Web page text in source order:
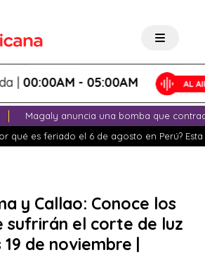
00:00AM - 05:00AM
Magaly anuncia una bomba que
qué es feriado el 6 de agosto en Perú?
y Callao: Conoce los
sufrirán el corte de luz
de noviembre |